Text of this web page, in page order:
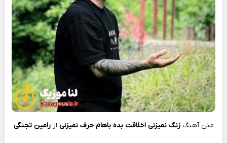
متن آهنگزنگ نمیزنی اخلاقت بده باهام حرف نمیزنی ازرامین تجنگی